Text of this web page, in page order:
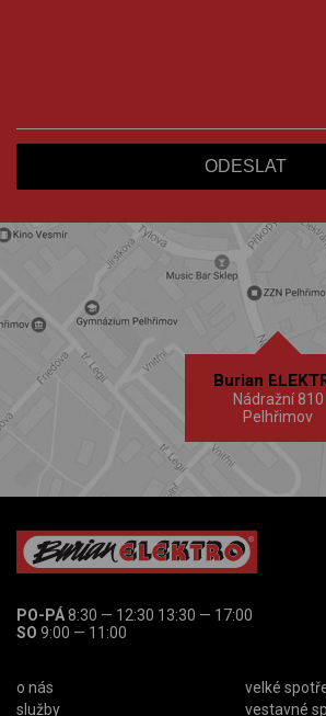
Burian
Nádražní 810
Pelhřimov
PO-PÁ8:30 — 12:30 13:30 — 17:00
SO 9:00 — 11:00
o nás
služby
velké
vestavné